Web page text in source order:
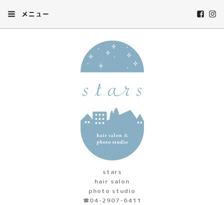
メニュー
stars
hair salon
photo studio
☎︎04-2907-6411